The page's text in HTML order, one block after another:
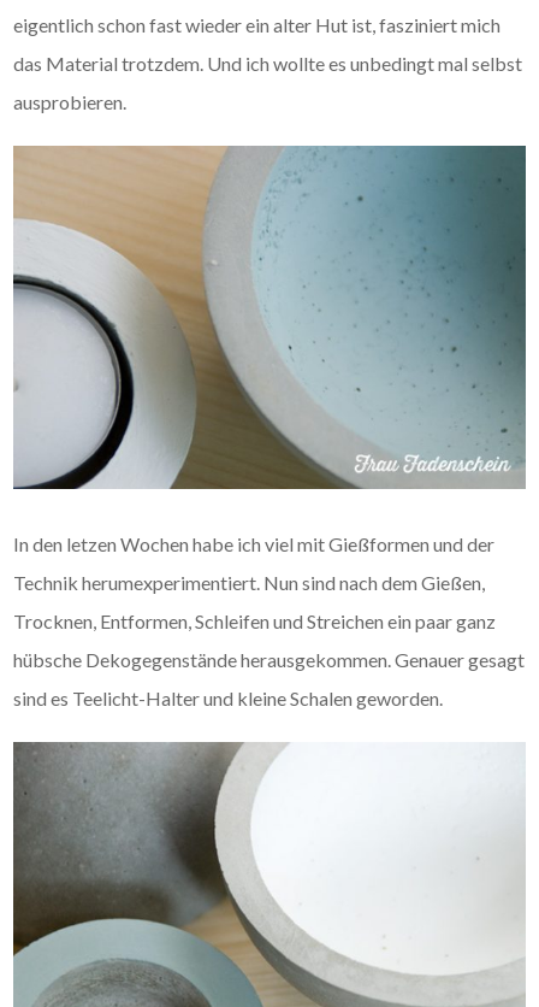
eigentlich schon fast wieder ein alter Hut ist, fasziniert mich
das Material trotzdem. Und ich wollte es unbedingt mal selbst
ausprobieren.
In den letzen Wochen habe ich viel mit Gießformen und der
Technik herumexperimentiert. Nun sind nach dem Gießen,
Trocknen, Entformen, Schleifen und Streichen ein paar ganz
hübsche Dekogegenstände herausgekommen. Genauer gesagt
sind es Teelicht-Halter und kleine Schalen geworden.